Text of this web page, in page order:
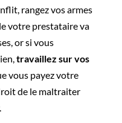
rangez vos armes
votre prestataire va
or si vous
travaillez sur vos
vous payez votre
de le maltraiter